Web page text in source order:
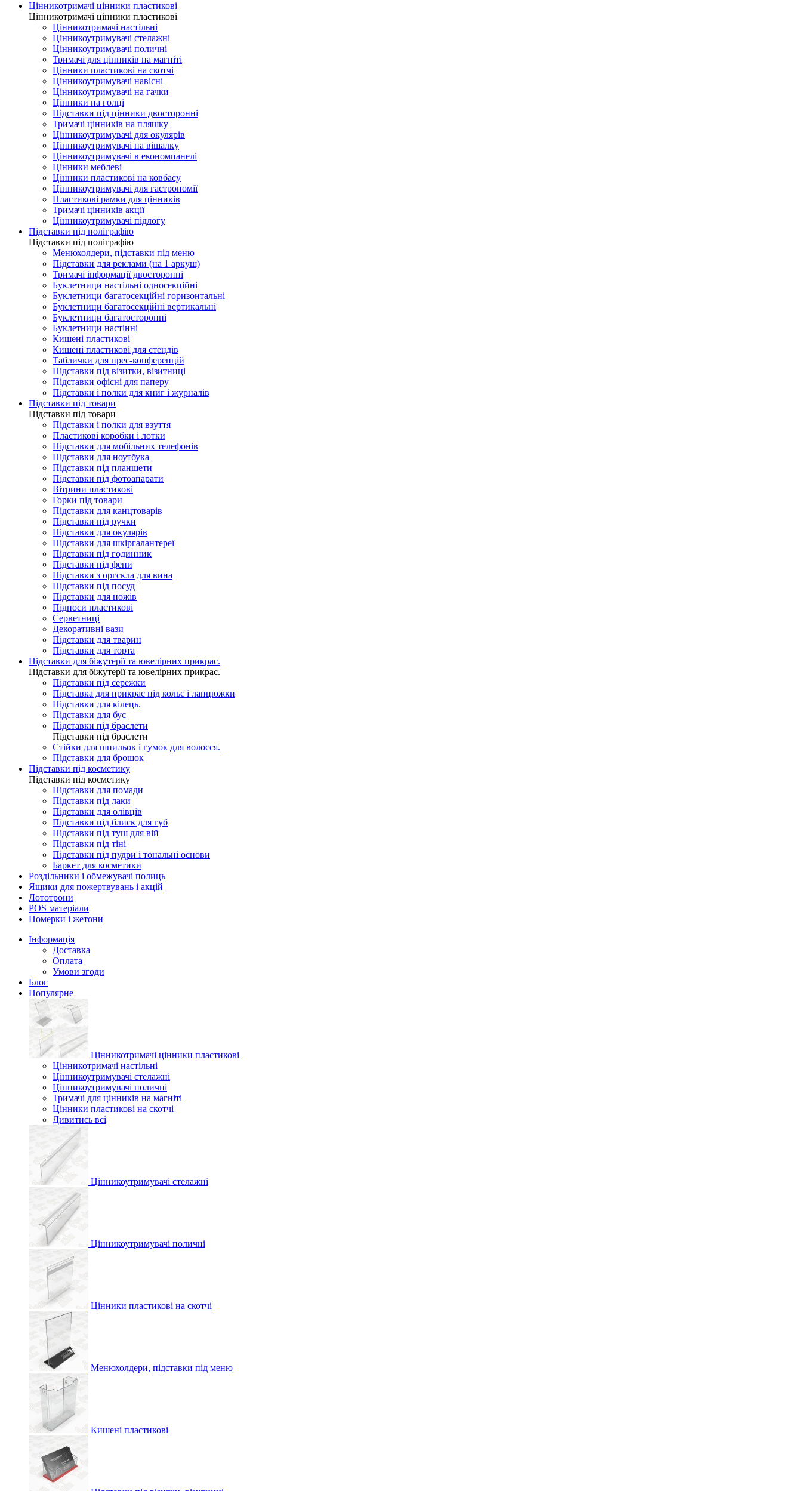
Цінникотримачі цінники пластикові
Цінникотримачі цінники пластикові
Цінникотримачі настільні
Цінникоутримувачі стелажні
Цінникоутримувачі поличні
Тримачі для цінників на магніті
Цінники пластикові на скотчі
Цінникоутримувачі навісні
Цінникоутримувачі на гачки
Цінники на голці
Підставки під цінники двосторонні
Тримачі цінників на пляшку
Цінникоутримувачі для окулярів
Цінникоутримувачі на вішалку
Цінникоутримувачі в економпанелі
Цінники меблеві
Цінники пластикові на ковбасу
Цінникоутримувачі для гастрономії
Пластикові рамки для цінників
Тримачі цінників акції
Цінникоутримувачі підлогу
Підставки під поліграфію
Підставки під поліграфію
Менюхолдери, підставки під меню
Підставки для реклами (на 1 аркуш)
Тримачі інформації двосторонні
Буклетници настільні односекційні
Буклетници багатосекційні горизонтальні
Буклетници багатосекційні вертикальні
Буклетници багатосторонні
Буклетници настінні
Кишені пластикові
Кишені пластикові для стендів
Таблички для прес-конференцій
Підставки під візитки, візитниці
Підставки офісні для паперу
Підставки і полки для книг і журналів
Підставки під товари
Підставки під товари
Підставки і полки для взуття
Пластикові коробки і лотки
Підставки для мобільних телефонів
Підставки для ноутбука
Підставки під планшети
Підставки під фотоапарати
Вітрини пластикові
Горки під товари
Підставки для канцтоварів
Підставки під ручки
Підставки для окулярів
Підставки для шкіргалантереї
Підставки під годинник
Підставки під фени
Підставки з оргскла для вина
Підставки під посуд
Підставки для ножів
Підноси пластикові
Серветниці
Декоративні вази
Підставки для тварин
Підставки для торта
Підставки для біжутерії та ювелірниx прикрас.
Підставки для біжутерії та ювелірниx прикрас.
Підставки під сережки
Підставка для прикрас під кольє і ланцюжки
Підставки для кілець.
Підставки для бус
Підставки під браслети
Підставки під браслети
Стійки для шпильок і гумок для волосся.
Підставки для брошок
Підставки під косметику
Підставки під косметику
Підставки для помади
Підставки під лаки
Підставки для олівців
Підставки під блиск для губ
Підставки під туш для вій
Підставки під тіні
Підставки під пудри і тональні основи
Баркет для косметики
Роздільники і обмежувачі полиць
Ящики для пожертвувань і акцій
Лототрони
POS матеріали
Номерки і жетони
Інформація
Доставка
Оплата
Умови згоди
Блог
Популярне
Цінникотримачі цінники пластикові
Цінникотримачі настільні
Цінникоутримувачі стелажні
Цінникоутримувачі поличні
Тримачі для цінників на магніті
Цінники пластикові на скотчі
Дивитись всі
Цінникоутримувачі стелажні
Цінникоутримувачі поличні
Цінники пластикові на скотчі
Менюхолдери, підставки під меню
Кишені пластикові